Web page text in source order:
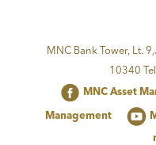
MNC Bank Tower, Lt.
10340
MNC Asset
Management